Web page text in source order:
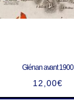
Glénan avant 1900
12,00€